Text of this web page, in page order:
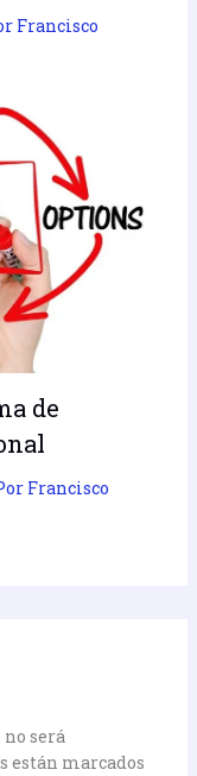
Francisco
de
Francisco
será
están marcados